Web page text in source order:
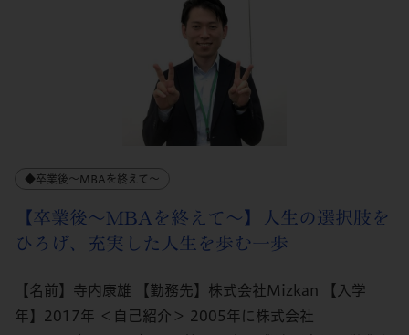
◆卒業後～MBAを終えて～
【卒業後～MBAを終えて～】人生の選択肢を
ひろげ、充実した人生を歩む一歩
【名前】寺内康雄 【勤務先】株式会社Mizkan 【入学
年】2017年 ＜自己紹介＞ 2005年に株式会社